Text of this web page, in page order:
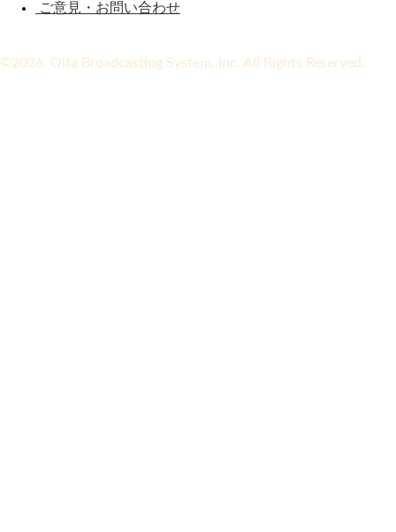
ご意見・お問い合わせ
©2026 Oita Broadcasting System, Inc. All Rights Reserved.